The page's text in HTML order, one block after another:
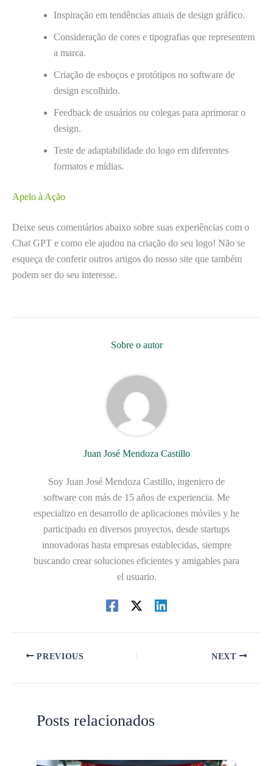
Inspiração em tendências atuais de design gráfico.
Consideração de cores e tipografias que representem
a marca.
Criação de esboços e protótipos no software de
design escolhido.
Feedback de usuários ou colegas para aprimorar o
design.
Teste de adaptabilidade do logo em diferentes
formatos e mídias.
Apelo à Ação
Deixe seus comentários abaixo sobre suas experiências com o
Chat GPT e como ele ajudou na criação do seu logo! Não se
esqueça de conferir outros artigos do nosso site que também
podem ser do seu interesse.
Sobre o autor
Juan José Mendoza Castillo
Soy Juan José Mendoza Castillo, ingeniero de
software con más de 15 años de experiencia. Me
especializo en desarrollo de aplicaciones móviles y he
participado en diversos proyectos, desde startups
innovadoras hasta empresas establecidas, siempre
buscando crear soluciones eficientes y amigables para
el usuario.
PREVIOUS NEXT
Posts relacionados